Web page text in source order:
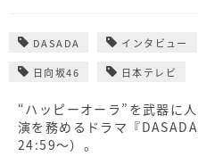
DASADA インタビュー
日向坂46 日本テレビ
“ハッピーオーラ”を武器に
演を務めるドラマ『
24:59～）。